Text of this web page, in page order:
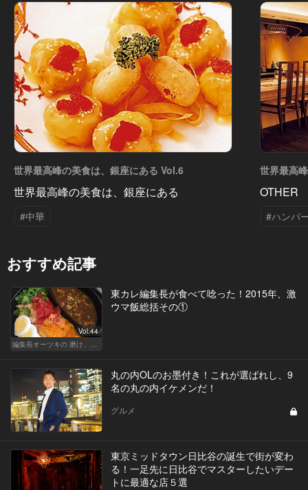
世界最高峰の美食は、銀座にある Vol.6
世界最高峰の美食は、銀座にある
#中華
世界最高
OTHER
#ハンバ
おすすめ記事
Vol.44
編集長オーツキの 磨け、バカ舌！ 学べ、オトナの遊び
東カレ編集長が食べて唸った！2015年、激
ウマ飯総括その①
丸の内OLのお墨付き！これが選ばれし、9
名の丸の内イケメンだ！
グルメ
東京ミッドタウン日比谷の誕生で街が変わ
る！一足先に日比谷でマスターしたいデー
トに最適な店５選